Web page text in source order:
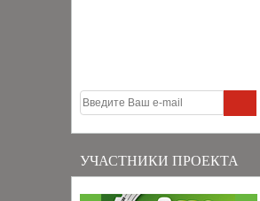
УЧАСТНИКИ ПРОЕКТА